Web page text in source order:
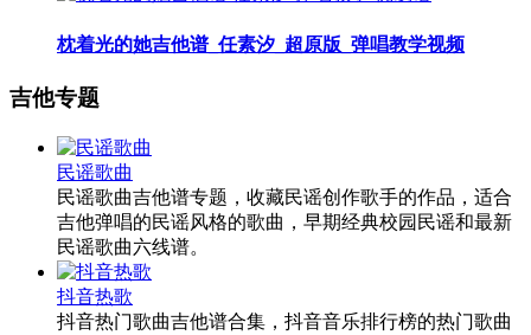
枕着光的她吉他谱_任素汐_超原版_弹唱教学视频
吉他专题
民谣歌曲
民谣歌曲吉他谱专题，收藏民谣创作歌手的作品，适合
吉他弹唱的民谣风格的歌曲，早期经典校园民谣和最新
民谣歌曲六线谱。
抖音热歌
抖音热门歌曲吉他谱合集，抖音音乐排行榜的热门歌曲